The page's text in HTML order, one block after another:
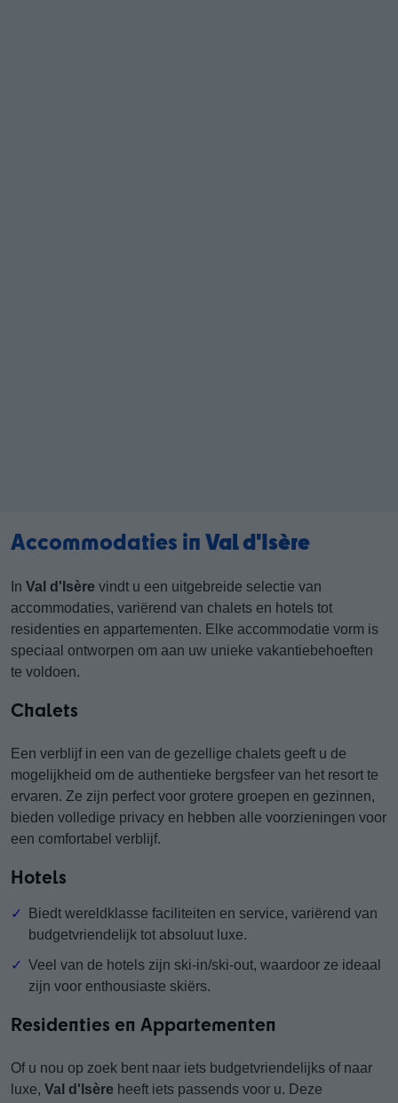
Accommodaties inVal d'Isère
In Val d'Isère vindt u een uitgebreide selectie van
accommodaties, variërend van chalets en hotels tot
residenties en appartementen. Elke accommodatie vorm is
speciaal ontworpen om aan uw unieke vakantiebehoeften
te voldoen.
Chalets
Een verblijf in een van de gezellige chalets geeft u de
mogelijkheid om de authentieke bergsfeer van het resort te
ervaren. Ze zijn perfect voor grotere groepen en gezinnen,
bieden volledige privacy en hebben alle voorzieningen voor
een comfortabel verblijf.
Hotels
Biedt wereldklasse faciliteiten en service, variërend van
budgetvriendelijk tot absoluut luxe.
Veel van de hotels zijn ski-in/ski-out, waardoor ze ideaal
zijn voor enthousiaste skiërs.
Residenties en Appartementen
Of u nou op zoek bent naar iets budgetvriendelijks of naar
luxe, Val d'Isère heeft iets passends voor u. Deze